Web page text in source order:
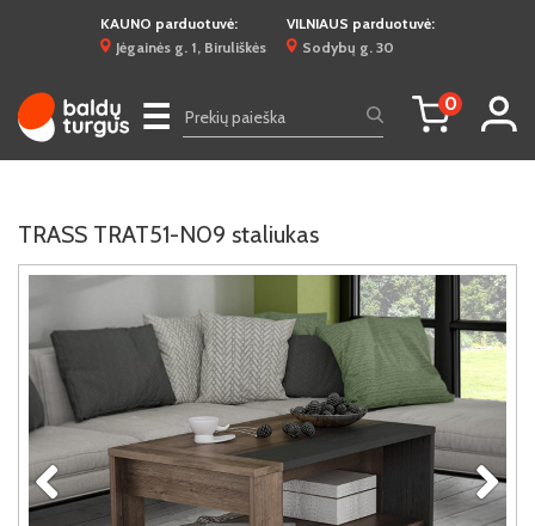
KAUNO parduotuvė:
Jėgainės g. 1, Biruliškės
VILNIAUS parduotuvė:
Sodybų g. 30
☰ 0
TRASS TRAT51-N09 staliukas